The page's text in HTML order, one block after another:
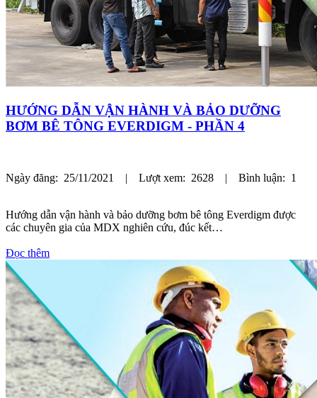
HƯỚNG DẪN VẬN HÀNH VÀ BẢO DƯỠNG
BƠM BÊ TÔNG EVERDIGM - PHẦN 4
Ngày đăng: 25/11/2021 | Lượt xem: 2628 | Bình luận: 1
Hướng dẫn vận hành và bảo dưỡng bơm bê tông Everdigm được
các chuyên gia của MDX nghiên cứu, đúc kết…
Đọc thêm